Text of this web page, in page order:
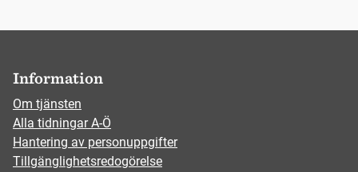
Information
Om tjänsten
Alla tidningar A-Ö
Hantering av personuppgifter
Tillgänglighetsredogörelse